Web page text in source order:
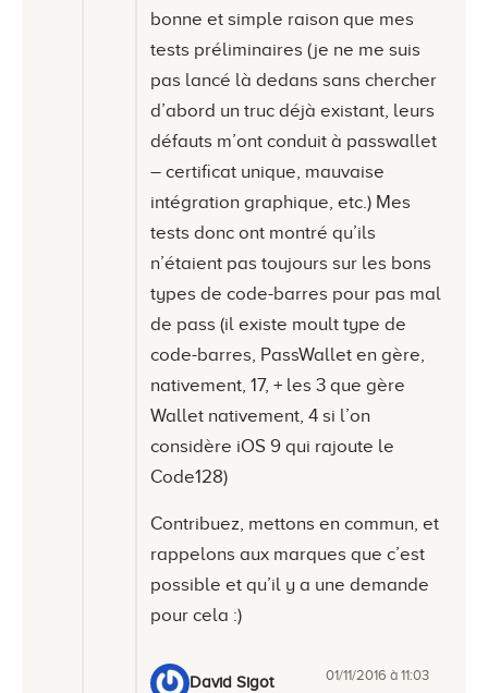
bonne et simple raison que mes
tests préliminaires (je ne me suis
pas lancé là dedans sans chercher
d’abord un truc déjà existant, leurs
défauts m’ont conduit à passwallet
– certificat unique, mauvaise
intégration graphique, etc.) Mes
tests donc ont montré qu’ils
n’étaient pas toujours sur les bons
types de code-barres pour pas mal
de pass (il existe moult type de
code-barres, PassWallet en gère,
nativement, 17, + les 3 que gère
Wallet nativement, 4 si l’on
considère iOS 9 qui rajoute le
Code128)
Contribuez, mettons en commun, et
rappelons aux marques que c’est
possible et qu’il y a une demande
pour cela :)
David Sigot 01/11/2016 à 11:03